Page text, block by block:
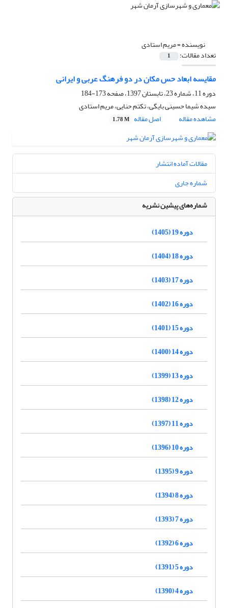
نویسنده =مریم استادی
تعداد مقالات: 1
مقایسه ابعاد حس مکان در دو فرهنگ عربی و ایرانی
دوره 11، شماره 23، تابستان 1397، صفحه
173-184
سیده شیما حسینی بایگی، تکتم حنایی، مریم استادی
مشاهده مقاله
اصل مقاله 1.78 M
مقالات آماده انتشار
شماره جاری
شماره‌های پیشین نشریه
دوره 19 (1405)
دوره 18 (1404)
دوره 17 (1403)
دوره 16 (1402)
دوره 15 (1401)
دوره 14 (1400)
دوره 13 (1399)
دوره 12 (1398)
دوره 11 (1397)
دوره 10 (1396)
دوره 9 (1395)
دوره 8 (1394)
دوره 7 (1393)
دوره 6 (1392)
دوره 5 (1391)
دوره 4 (1390)